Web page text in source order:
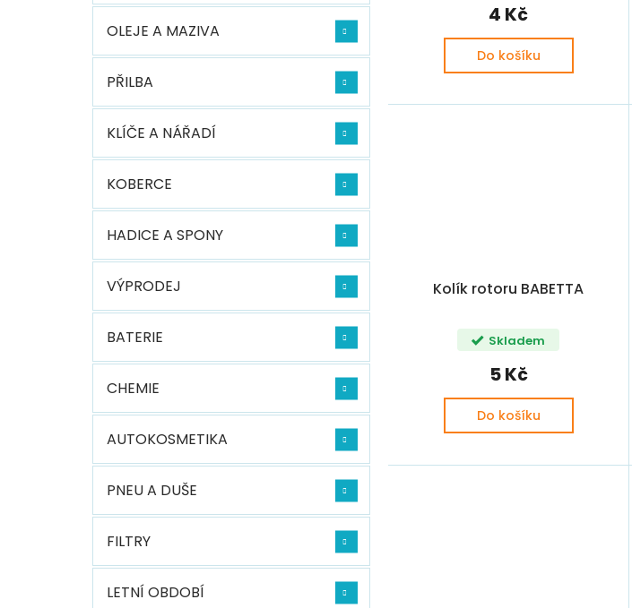
OLEJE A MAZIVA
PŘILBA
KLÍČE A NÁŘADÍ
KOBERCE
HADICE A SPONY
VÝPRODEJ
BATERIE
CHEMIE
AUTOKOSMETIKA
PNEU A DUŠE
FILTRY
LETNÍ OBDOBÍ
4 Kč
Do košíku
Kolík rotoru BABETTA
Skladem
5 Kč
Do košíku